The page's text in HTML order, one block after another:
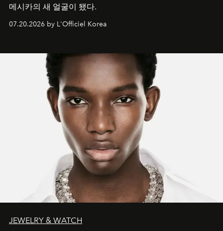
메시카의 새 얼굴이 됐다.
07.20.2026 by L'Officiel Korea
JEWELRY & WATCH